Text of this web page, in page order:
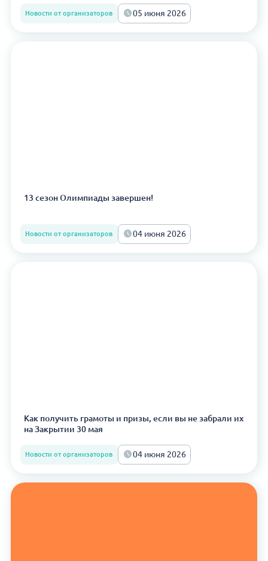
Новости от организаторов 05 июня 2026
13 сезон Олимпиады завершен!
Новости от организаторов 04 июня 2026
Как получить грамоты и призы, если вы не забрали их
на Закрытии 30 мая
Новости от организаторов 04 июня 2026